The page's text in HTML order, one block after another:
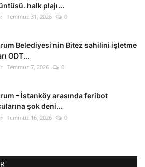
halk plajı...
Temmuz 31, 2026 0
Belediyesi'nin Bitez sahilini işletme
ODT...
Temmuz 7, 2026 0
– İstanköy arasında feribot
şok deni...
Temmuz 16, 2026 0